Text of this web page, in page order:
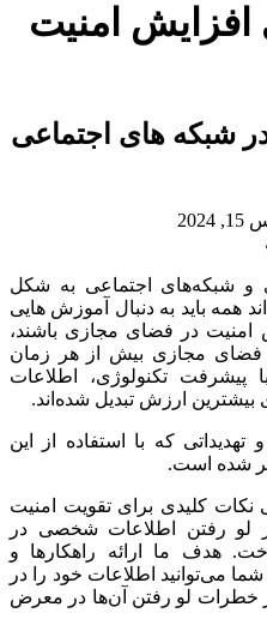
افزایش امنیت
شبکه های اجتماعی
و شبکه‌های اجتماعی به شکل
همه باید به دنبال آموزش هایی
امنیت در فضای مجازی باشند،
فضای مجازی بیش از هر زمان
پیشرفت تکنولوژی، اطلاعات
بیشترین ارزش تبدیل شده‌اند.
که با استفاده از این
شده است.
نکات کلیدی برای تقویت امنیت
لو رفتن اطلاعات شخصی در
هدف ما ارائه راهکارها و
می‌توانید اطلاعات خود را در
لو رفتن آن‌ها در معرض